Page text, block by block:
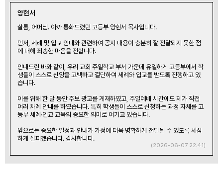
양현서
샬롬, 어머님. 아까 통화드렸던 고등부 양현서 목사입니다.
먼저, 세례 및 입교 안내와 관련하여 공지 내용이 충분히 잘 전달되지 못한 점
에 대해 죄송한 마음을 전합니다.
안내드린 바와 같이, 우리 교회 주일학교 부서 가운데 유일하게 고등부에서 학
생들이 스스로 신앙을 고백하고 결단하여 세례와 입교를 받도록 진행하고 있
습니다.
이를 위해 한 달 동안 주보 광고를 게재하였고, 주일예배 시간에도 제가 직접
여러 차례 안내를 하였습니다. 특히 학생들이 스스로 신청하는 과정 자체를 고
등부 세례·입교 교육의 중요한 의미로 여기고 있습니다.
앞으로는 중요한 일정과 안내가 가정에 더욱 명확하게 전달될 수 있도록 세심
하게 살피겠습니다. 감사합니다.
(2026-06-07 22:41)